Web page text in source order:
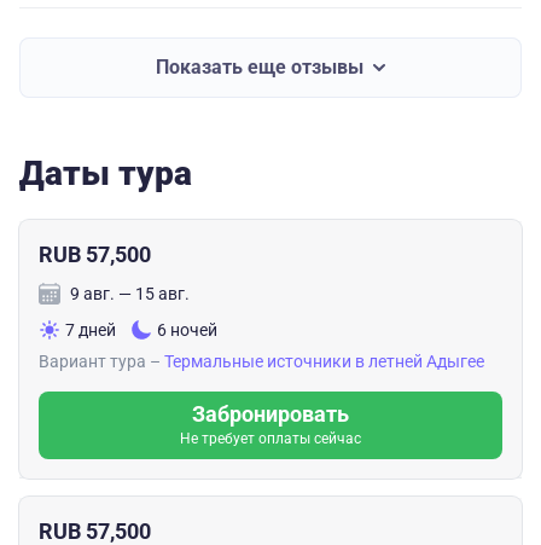
Показать еще отзывы
Даты тура
RUB 57,500
9 авг. — 15 авг.
7 дней
6 ночей
Вариант тура – Термальные источники в летней Адыгее
Забронировать
Не требует оплаты сейчас
RUB 57,500